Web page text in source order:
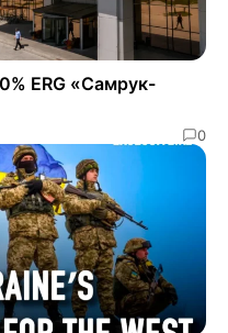
ERG «Самрук-
0